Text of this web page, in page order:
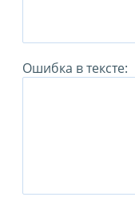
Ошибка в тексте: